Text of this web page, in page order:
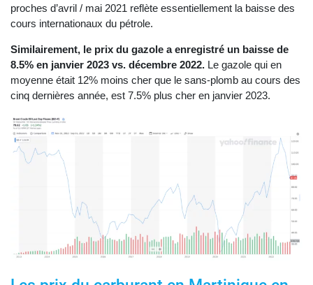
proches d’avril / mai 2021 reflète essentiellement la baisse des
cours internationaux du pétrole.
Similairement, le prix du gazole a enregistré un baisse de
8.5% en janvier 2023 vs. décembre 2022. Le gazole qui en
moyenne était 12% moins cher que le sans-plomb au cours des
cinq dernières année, est 7.5% plus cher en janvier 2023.